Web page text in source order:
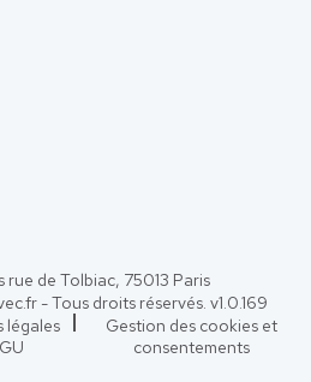
rue de Tolbiac, 75013 Paris
- Tous droits réservés. v1.0.169
légales
Gestion des cookies et
consentements